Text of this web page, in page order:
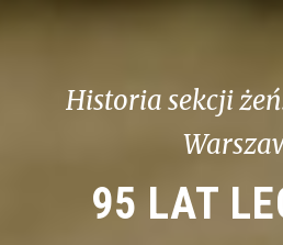
Historia sekcji
95 LAT